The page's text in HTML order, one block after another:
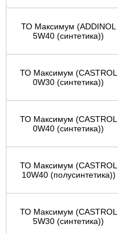
ТО Максимум (ADDINOL
5W40 (синтетика))
ТО Максимум (CASTROL
0W30 (синтетика))
ТО Максимум (CASTROL
0W40 (синтетика))
ТО Максимум (CASTROL
10W40 (полусинтетика))
ТО Максимум (CASTROL
5W30 (синтетика))